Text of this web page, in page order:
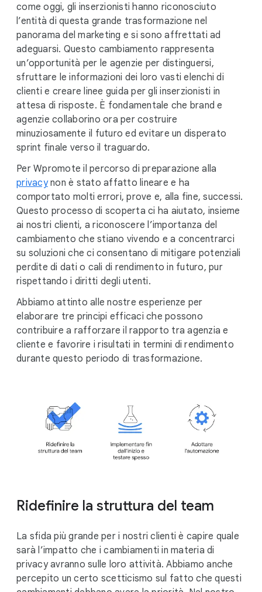
come oggi, gli inserzionisti hanno riconosciuto
l’entità di questa grande trasformazione nel
panorama del marketing e si sono affrettati ad
adeguarsi. Questo cambiamento rappresenta
un’opportunità per le agenzie per distinguersi,
sfruttare le informazioni dei loro vasti elenchi di
clienti e creare linee guida per gli inserzionisti in
attesa di risposte. È fondamentale che brand e
agenzie collaborino ora per costruire
minuziosamente il futuro ed evitare un disperato
sprint finale verso il traguardo.
Per Wpromote il percorso di preparazione alla
privacynon è stato affatto lineare e ha
comportato molti errori, prove e, alla fine, successi.
Questo processo di scoperta ci ha aiutato, insieme
ai nostri clienti, a riconoscere l’importanza del
cambiamento che stiano vivendo e a concentrarci
su soluzioni che ci consentano di mitigare potenziali
perdite di dati o cali di rendimento in futuro, pur
rispettando i diritti degli utenti.
Abbiamo attinto alle nostre esperienze per
elaborare tre principi efficaci che possono
contribuire a rafforzare il rapporto tra agenzia e
cliente e favorire i risultati in termini di rendimento
durante questo periodo di trasformazione.
Ridefinire la struttura del team
La sfida più grande per i nostri clienti è capire quale
sarà l’impatto che i cambiamenti in materia di
privacy avranno sulle loro attività. Abbiamo anche
percepito un certo scetticismo sul fatto che questi